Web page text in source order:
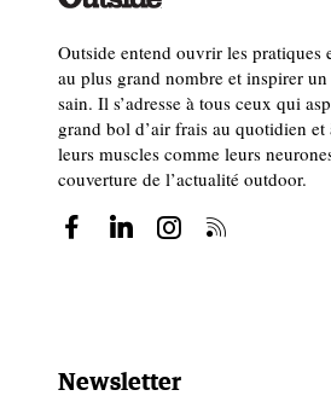
Outside entend ouvrir les pratiques
au plus grand nombre et inspirer
sain. Il s’adresse à tous ceux qui
grand bol d’air frais au quotidien
leurs muscles comme leurs
couverture de l’actualité outdoor.
Newsletter